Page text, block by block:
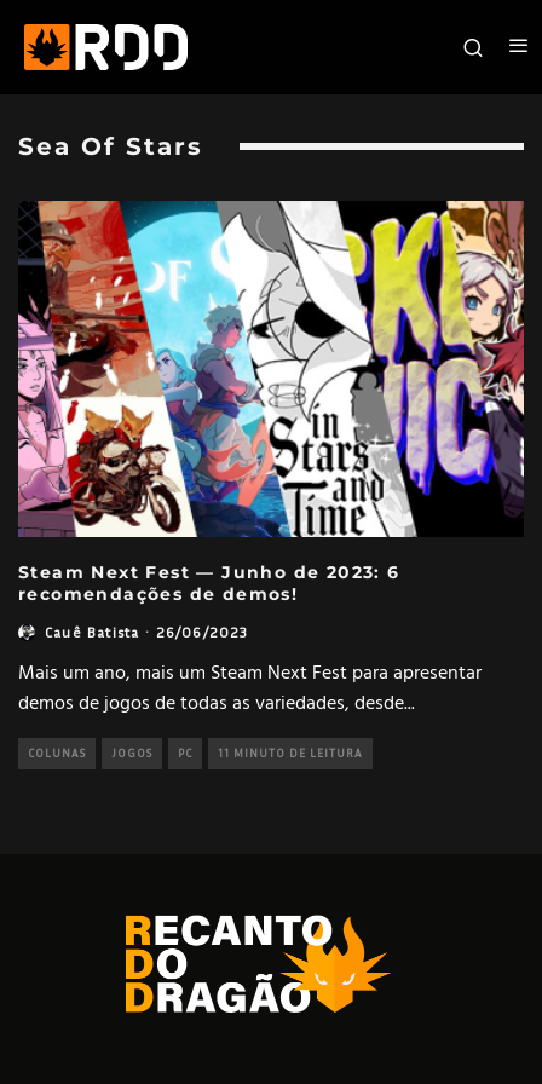
Sea Of Stars
Steam Next Fest — Junho de 2023: 6
recomendações de demos!
Cauê Batista · 26/06/2023
Mais um ano, mais um Steam Next Fest para apresentar
demos de jogos de todas as variedades, desde...
COLUNAS JOGOS PC 11 MINUTO DE LEITURA